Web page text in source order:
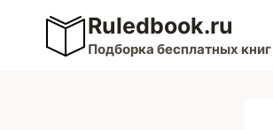
Перейти
содержимому
Ruledbook.ru
Подборка бесплатных книг